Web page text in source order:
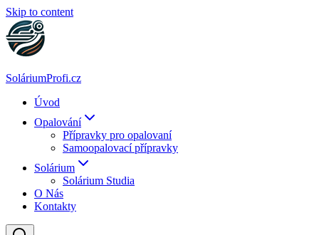
Skip to content
SoláriumProfi.cz
Úvod
Opalování
Přípravky pro opalovaní
Samoopalovací přípravky
Solárium
Solárium Studia
O Nás
Kontakty